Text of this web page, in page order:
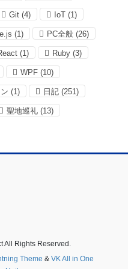
Git (4) IoT (1)
(1) PC全般 (26)
(1) Ruby (3)
WPF (10)
(1) 日記 (251)
聖地巡礼 (13)
All Rights Reserved.
Theme & VK All in One